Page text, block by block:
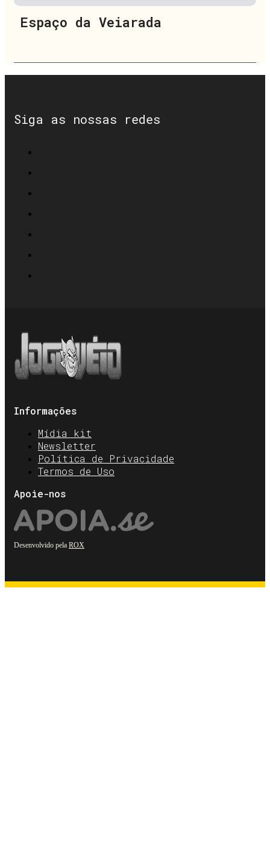
Espaço da Veiarada
Siga as nossas redes
Informações
Mídia kit
Newsletter
Política de Privacidade
Termos de Uso
Apoie-nos
Desenvolvido pela ROX